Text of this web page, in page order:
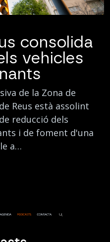
consolida
vehicles
de la Zona de
Reus està assolint
reducció dels
i de foment d'una
a…